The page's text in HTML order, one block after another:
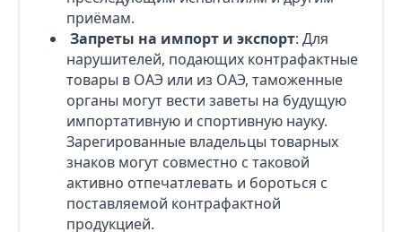
приёмам.
Запреты на импорт и экспорт: Для
нарушителей, подающих контрафактные
товары в ОАЭ или из ОАЭ, таможенные
органы могут вести заветы на будущую
импортативную и спортивную науку.
Зарегированные владельцы товарных
знаков могут совместно с таковой
активно отпечатлевать и бороться с
поставляемой контрафактной
продукцией.